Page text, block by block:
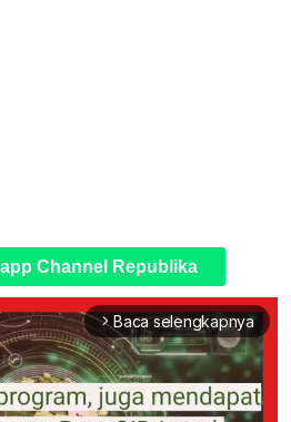
Channel Republika
arrow_forward_ios Baca selengkapnya